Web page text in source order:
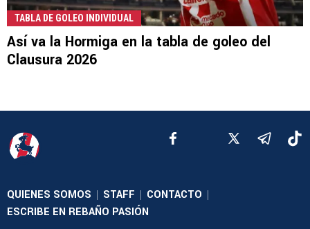
TABLA DE GOLEO INDIVIDUAL
Así va la Hormiga en la tabla de goleo del
Clausura 2026
QUIENES SOMOS | STAFF | CONTACTO |
ESCRIBE EN REBAÑO PASIÓN